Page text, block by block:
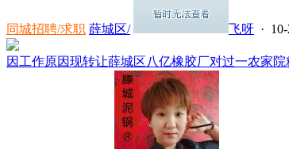
同城招聘/求职 薛城区/ 飞呀 ·
因工作原因现转让薛城区八亿橡胶厂对过一农家院